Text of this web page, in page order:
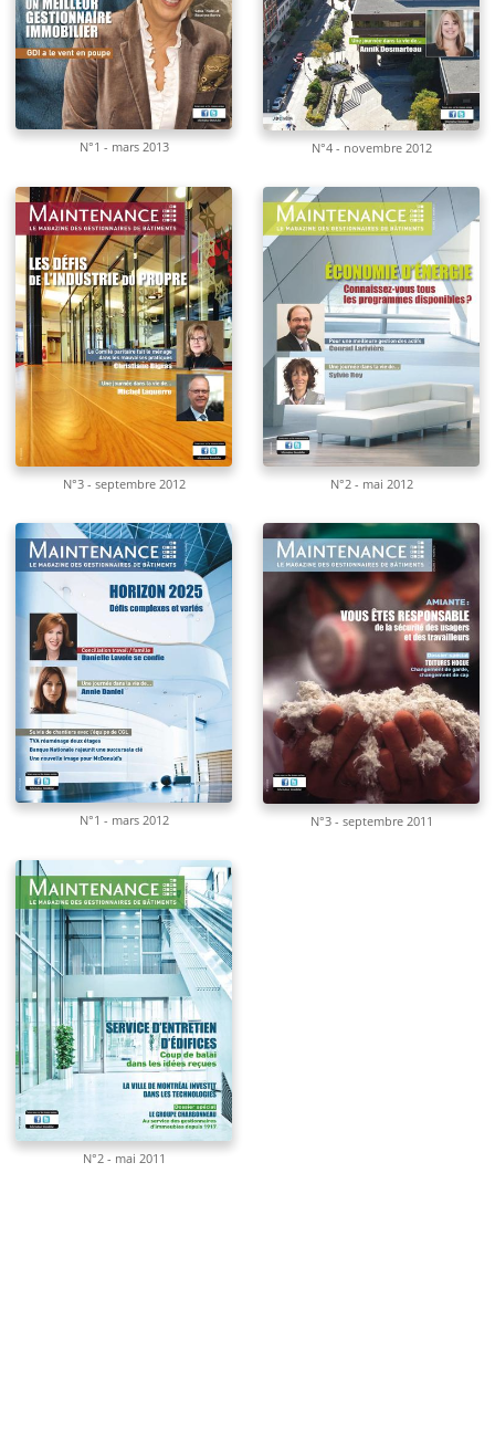
N°1 - mars 2013 N°4 - novembre 2012
N°3 - septembre 2012 N°2 - mai 2012
N°1 - mars 2012 N°3 - septembre 2011
N°2 - mai 2011